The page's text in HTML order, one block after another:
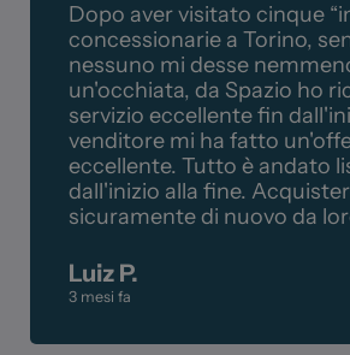
Dopo aver visitato cinque
concessionarie a Torino,
nessuno mi desse
un'occhiata, da Spazio ho
servizio eccellente fin
venditore mi ha fatto
eccellente. Tutto è andato
dall'inizio alla fine.
sicuramente di nuovo da
Luiz P.
3 mesi fa